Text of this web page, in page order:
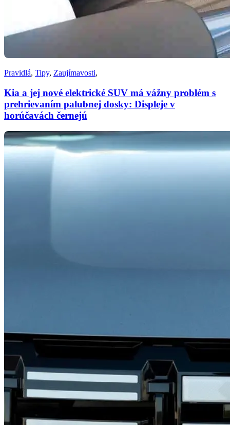
Pravidlá, Tipy, Zaujímavosti,
Kia a jej nové elektrické SUV má vážny problém s
prehrievaním palubnej dosky: Displeje v
horúčavách černejú